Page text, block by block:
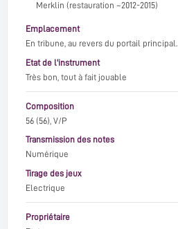
Merklin (restauration ~2012-2015)
Emplacement
En tribune, au revers du portail principal.
Etat de l'instrument
Très bon, tout à fait jouable
Composition
56 (56), V/P
Transmission des notes
Numérique
Tirage des jeux
Electrique
Propriétaire